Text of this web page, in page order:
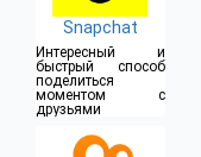
Snapchat
Интересный и
быстрый способ
поделиться
моментом с
друзьями